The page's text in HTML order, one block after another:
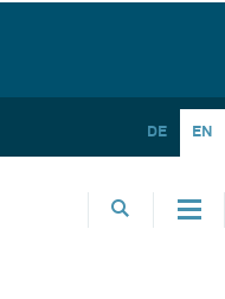
DE EN